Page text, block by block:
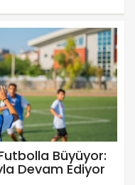
Büyüyor:
Devam Ediyor